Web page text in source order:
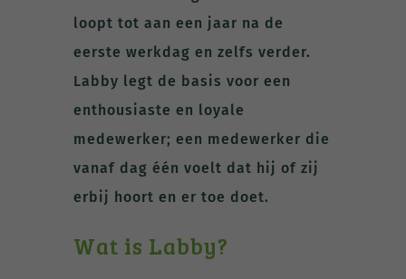
loopt tot aan een jaar na de
eerste werkdag en zelfs verder.
Labby legt de basis voor een
enthousiaste en loyale
medewerker; een medewerker die
vanaf dag één voelt dat hij of zij
erbij hoort en er toe doet.
Wat is Labby?